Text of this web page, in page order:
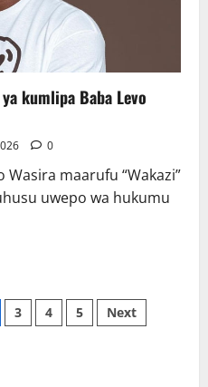
kumlipa Baba Levo
0
Wasira maarufu “Wakazi”
uwepo wa hukumu
3 4 5 Next